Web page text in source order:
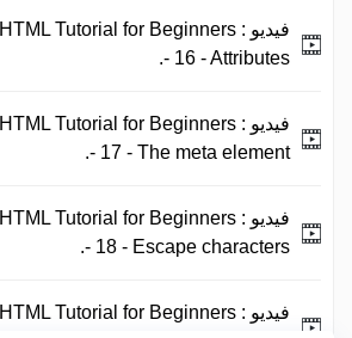
فيديو : HTML Tutorial for Beginners
- 16 - Attributes.
فيديو : HTML Tutorial for Beginners
- 17 - The meta element.
فيديو : HTML Tutorial for Beginners
- 18 - Escape characters.
فيديو : HTML Tutorial for Beginners